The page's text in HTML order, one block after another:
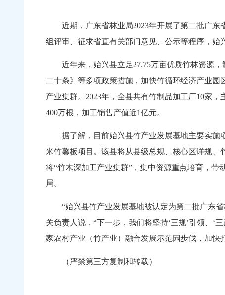
近期，广东省林业局2023年开展了第二批广东
组评审、征求省直有关部门意见、公示等程序，
近年来，始兴县立足27.75万亩优质竹林资源，
二十条》等多项政策措施，加快竹循环经济产业
产业集群。2023年，全县共有竹制品加工厂10家
400万根，加工销售产值近1亿元。
据了解，目前始兴县竹产业发展基地主要实施项
米竹馨板项目。该县将从县级总规、核心区详规、
将“竹木深加工产业集群”，集中资源重点培育，
局。
“始兴县竹产业发展基地被认定为第二批广东省
关负责人说，“下一步，我们将坚持‘三规’引领、‘
家农村产业（竹产业）融合发展示范园步伐，加快
（严禁第三方复制和转载）